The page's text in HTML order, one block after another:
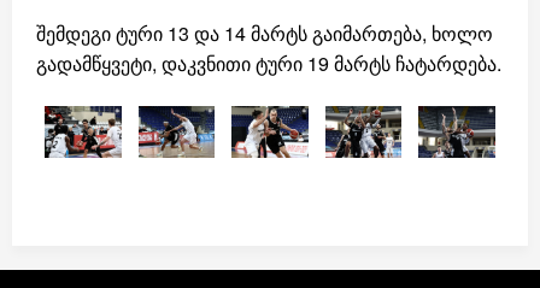
შემდეგი ტური 13 და 14 მარტს გაიმართება, ხოლო
გადამწყვეტი, დაკვნითი ტური 19 მარტს ჩატარდება.